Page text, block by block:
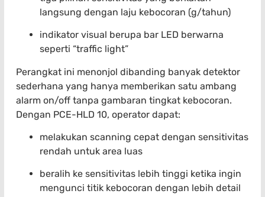
langsung dengan laju kebocoran (g/tahun)
indikator visual berupa bar LED berwarna
seperti “traffic light”
Perangkat ini menonjol dibanding banyak detektor
sederhana yang hanya memberikan satu ambang
alarm on/off tanpa gambaran tingkat kebocoran.
Dengan PCE-HLD 10, operator dapat:
melakukan scanning cepat dengan sensitivitas
rendah untuk area luas
beralih ke sensitivitas lebih tinggi ketika ingin
mengunci titik kebocoran dengan lebih detail